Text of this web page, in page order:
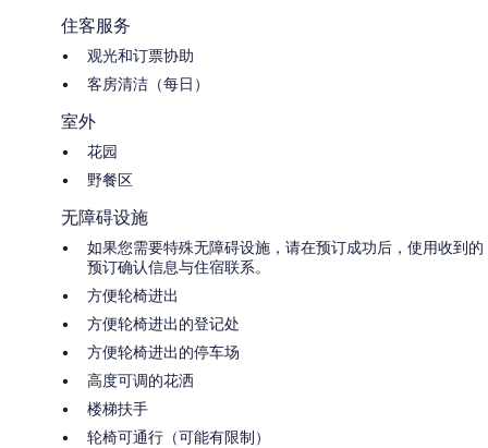
住客服务
观光和订票协助
客房清洁（每日）
室外
花园
野餐区
无障碍设施
如果您需要特殊无障碍设施，请在预订成功后，使用收到的
预订确认信息与住宿联系。
方便轮椅进出
方便轮椅进出的登记处
方便轮椅进出的停车场
高度可调的花洒
楼梯扶手
轮椅可通行（可能有限制）